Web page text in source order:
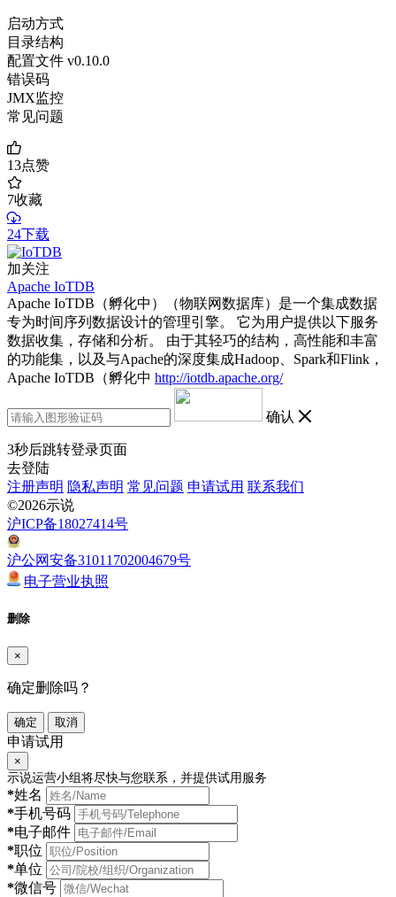
启动方式
目录结构
配置文件 v0.10.0
错误码
JMX监控
常见问题
13点赞
7收藏
24下载
加关注
Apache IoTDB
Apache IoTDB（孵化中）（物联网数据库）是一个集成数据
专为时间序列数据设计的管理引擎。 它为用户提供以下服务
数据收集，存储和分析。 由于其轻巧的结构，高性能和丰富
的功能集，以及与Apache的深度集成Hadoop、Spark和Flink，
Apache IoTDB（孵化中 http://iotdb.apache.org/
确认
3秒后跳转登录页面
去登陆
注册声明 隐私声明 常见问题 申请试用 联系我们
©2026示说
沪ICP备18027414号
沪公网安备31011702004679号
电子营业执照
删除
×
确定删除吗？
确定 取消
申请试用
×
示说运营小组将尽快与您联系，并提供试用服务
*姓名
*手机号码
*电子邮件
*职位
*单位
*微信号